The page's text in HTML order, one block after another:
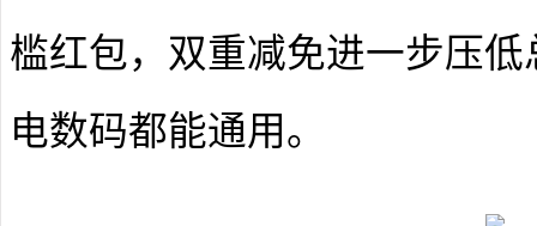
槛红包，双重减免进一步压
电数码都能通用。